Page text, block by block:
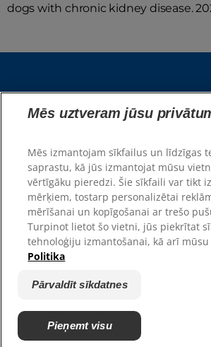
dogs with chronic kidney disease.
Sazinieties ar mums
Vietnes karte
Mūsu vietnes
Karjera
Patversmes partneri
Mēs uztveram jūsu
Mēs izmantojam sīkfailus un līdzīgas
saprastu, kā jūs izmantojat mūsu
vērtīgāku pieredzi. Šie sīkfaili var tikt
mērķiem, tostarp personalizētai
mērīšanai un kopīgošanai ar trešo
Turpinot lietot šo vietni, jūs piekrītat
tehnoloģiju izmantošanai, kā arī mūsu
Politika
Pārvaldīt sīkdatnes
Pieņemt visu